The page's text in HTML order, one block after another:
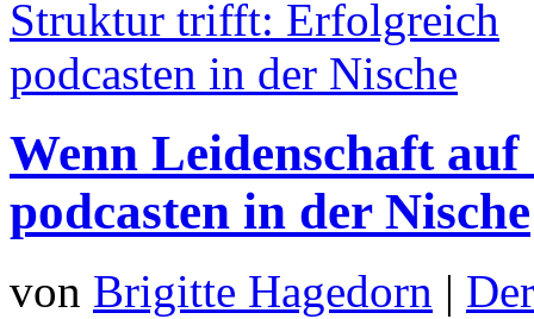
Wenn Leidenschaft
podcasten in der Nische
von Brigitte Hagedorn |